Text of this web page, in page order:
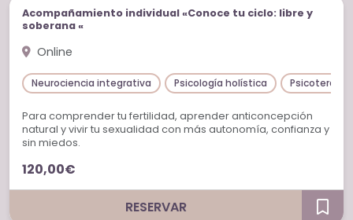
Sesiones individuales
Acompañamiento individual «Conoce tu ciclo: libre y
soberana «
Online
Neurociencia integrativa Psicología holística Psicoterapia
Para comprender tu fertilidad, aprender anticoncepción
natural y vivir tu sexualidad con más autonomía, confianza y
sin miedos.
120,00€
RESERVAR